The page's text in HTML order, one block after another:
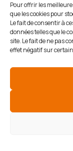
Pour offrir les
que les cookies pour
Le fait de consentir à
données telles que le
site. Le fait de ne pas
effet négatif sur